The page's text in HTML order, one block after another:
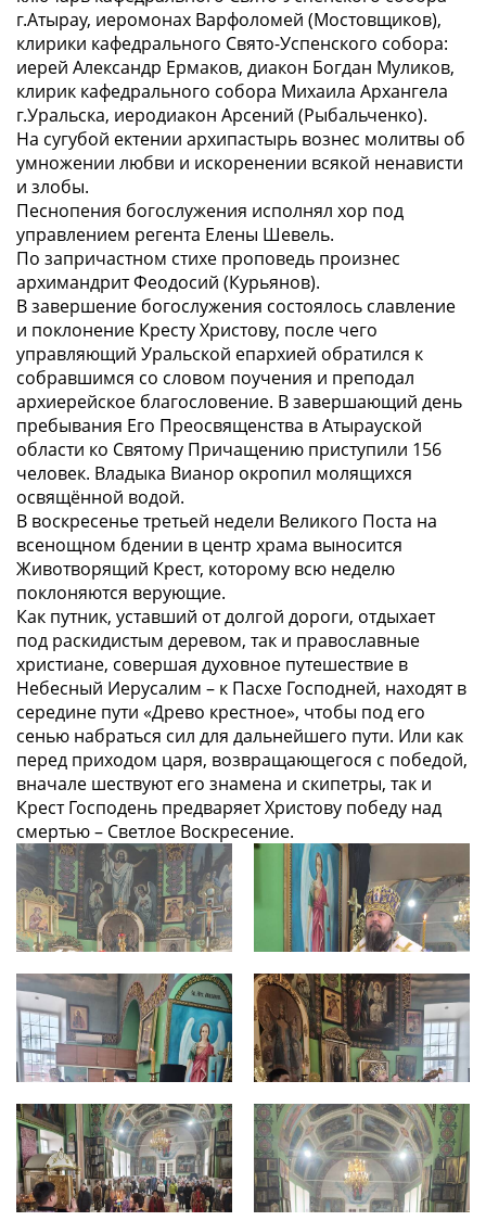
г.Атырау, иеромонах Варфоломей (Мостовщиков),
клирики кафедрального Свято-Успенского собора:
иерей Александр Ермаков, диакон Богдан Муликов,
клирик кафедрального собора Михаила Архангела
г.Уральска, иеродиакон Арсений (Рыбальченко).
На сугубой ектении архипастырь вознес молитвы об
умножении любви и искоренении всякой ненависти
и злобы.
Песнопения богослужения исполнял хор под
управлением регента Елены Шевель.
По запричастном стихе проповедь произнес
архимандрит Феодосий (Курьянов).
В завершение богослужения состоялось славление
и поклонение Кресту Христову, после чего
управляющий Уральской епархией обратился к
собравшимся со словом поучения и преподал
архиерейское благословение. В завершающий день
пребывания Его Преосвященства в Атырауской
области ко Святому Причащению приступили 156
человек. Владыка Вианор окропил молящихся
освящённой водой.
В воскресенье третьей недели Великого Поста на
всенощном бдении в центр храма выносится
Животворящий Крест, которому всю неделю
поклоняются верующие.
Как путник, уставший от долгой дороги, отдыхает
под раскидистым деревом, так и православные
христиане, совершая духовное путешествие в
Небесный Иерусалим – к Пасхе Господней, находят в
середине пути «Древо крестное», чтобы под его
сенью набраться сил для дальнейшего пути. Или как
перед приходом царя, возвращающегося с победой,
вначале шествуют его знамена и скипетры, так и
Крест Господень предваряет Христову победу над
смертью – Светлое Воскресение.